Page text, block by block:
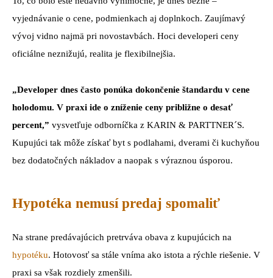
vyjednávanie o cene, podmienkach aj doplnkoch. Zaujímavý
vývoj vidno najmä pri novostavbách. Hoci developeri ceny
oficiálne neznižujú, realita je flexibilnejšia.
„Developer dnes často ponúka dokončenie štandardu v cene
holodomu. V praxi ide o zníženie ceny približne o desať
percent,” vysvetľuje odborníčka z KARIN & PARTTNER´S.
Kupujúci tak môže získať byt s podlahami, dverami či kuchyňou
bez dodatočných nákladov a naopak s výraznou úsporou.
Hypotéka nemusí predaj spomaliť
Na strane predávajúcich pretrváva obava z kupujúcich na
hypotéku. Hotovosť sa stále vníma ako istota a rýchle riešenie. V
praxi sa však rozdiely zmenšili.